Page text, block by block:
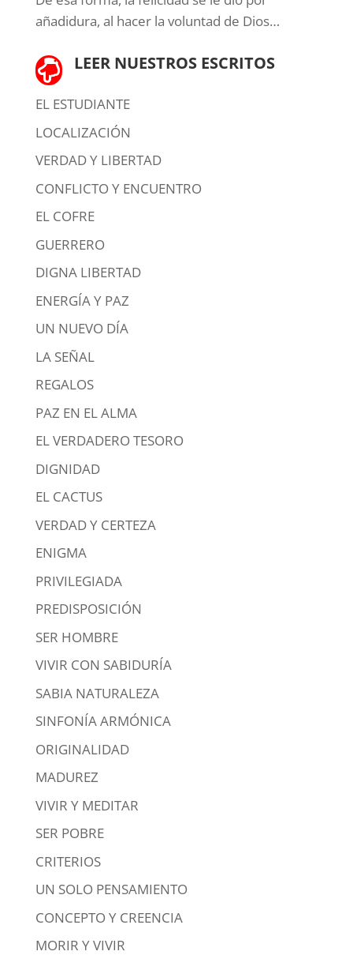
añadidura, al hacer la voluntad de Dios…
 LEER NUESTROS ESCRITOS
EL ESTUDIANTE
LOCALIZACIÓN
VERDAD Y LIBERTAD
CONFLICTO Y ENCUENTRO
EL COFRE
GUERRERO
DIGNA LIBERTAD
ENERGÍA Y PAZ
UN NUEVO DÍA
LA SEÑAL
REGALOS
PAZ EN EL ALMA
EL VERDADERO TESORO
DIGNIDAD
EL CACTUS
VERDAD Y CERTEZA
ENIGMA
PRIVILEGIADA
PREDISPOSICIÓN
SER HOMBRE
VIVIR CON SABIDURÍA
SABIA NATURALEZA
SINFONÍA ARMÓNICA
ORIGINALIDAD
MADUREZ
VIVIR Y MEDITAR
SER POBRE
CRITERIOS
UN SOLO PENSAMIENTO
CONCEPTO Y CREENCIA
MORIR Y VIVIR